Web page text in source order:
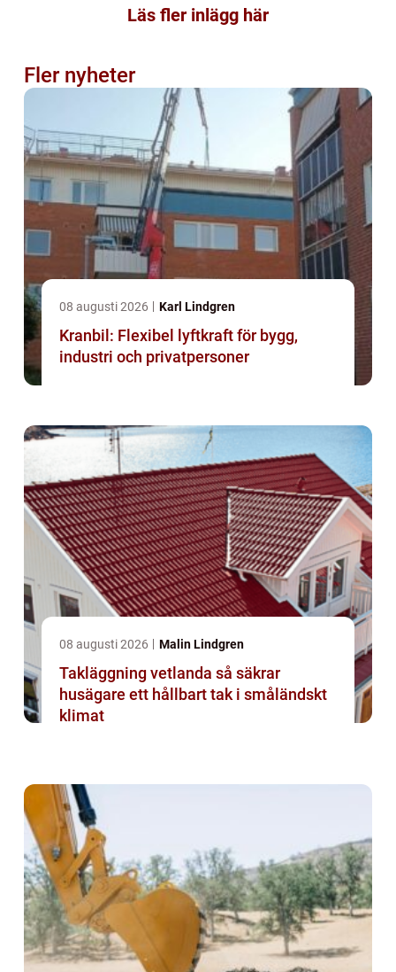
Läs fler inlägg här
Fler nyheter
08 augusti 2026 Karl Lindgren
Kranbil: Flexibel lyftkraft för bygg,
industri och privatpersoner
08 augusti 2026 Malin Lindgren
Takläggning vetlanda så säkrar
husägare ett hållbart tak i småländskt
klimat